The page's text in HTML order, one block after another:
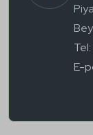
Tel:
E-